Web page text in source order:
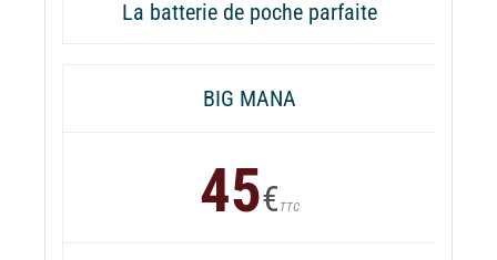
La batterie de poche parfaite
BIG MANA
45€ TTC